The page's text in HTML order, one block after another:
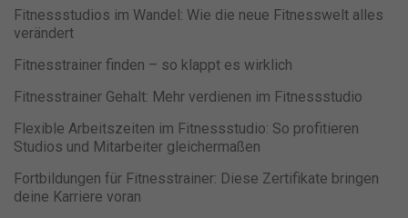
Fitnessstudios im Wandel: Wie die neue Fitnesswelt alles
verändert
Fitnesstrainer finden – so klappt es wirklich
Fitnesstrainer Gehalt: Mehr verdienen im Fitnessstudio
Flexible Arbeitszeiten im Fitnessstudio: So profitieren
Studios und Mitarbeiter gleichermaßen
Fortbildungen für Fitnesstrainer: Diese Zertifikate bringen
deine Karriere voran
powered by Borlabs Cookie Datenschutzerklärung